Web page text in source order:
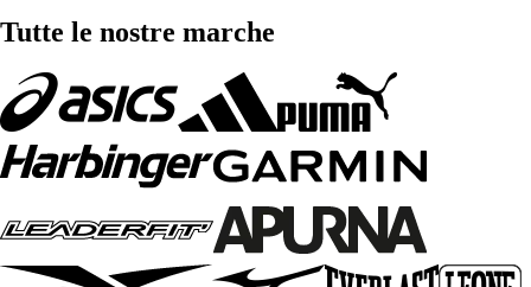
Tutte le nostre marche